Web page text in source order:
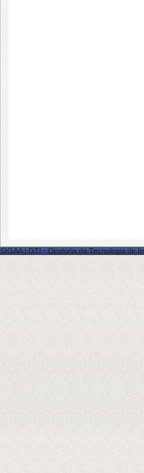
SIGAA | DTI - Diretoria da Tecnologia de